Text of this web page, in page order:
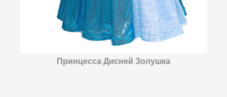
Принцесса Дисней Золушка